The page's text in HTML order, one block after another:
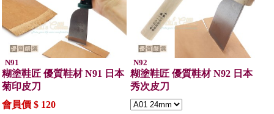
N91
糊塗鞋匠 優質鞋材 N91 日本
菊印皮刀
會員價 $ 120
N92
糊塗鞋匠 優質鞋材 N92 日本
秀次皮刀